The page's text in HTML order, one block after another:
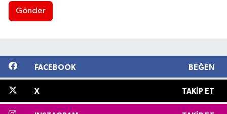
Gönder
FACEBOOK BEĞEN
X TAKIP ET